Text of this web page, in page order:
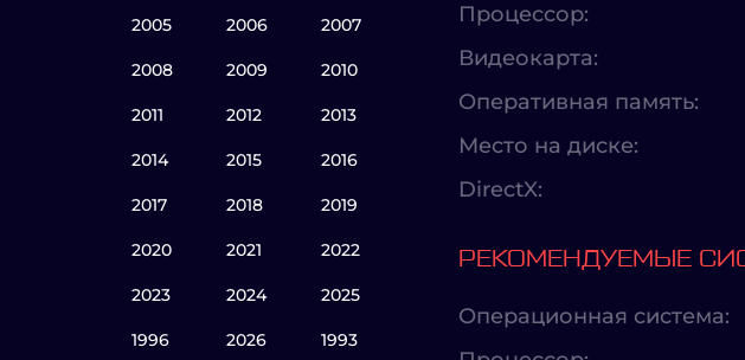
2005 2006 2007
2008 2009 2010
2011 2012 2013
2014 2015 2016
2017 2018 2019
2020 2021 2022
2023 2024 2025
1996 2026 1993
Процессор:
Видеокарта:
Оперативная память:
Место на диске:
DirectX:
РЕКОМЕНДУЕМЫЕ
Операционная система: